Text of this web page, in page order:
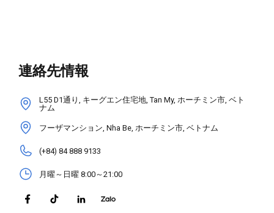
連絡先情報
L55 D1通り, キーグエン住宅地, Tan My, ホーチミン市, ベト
ナム
フーザマンション, Nha Be, ホーチミン市, ベトナム
(+84) 84 888 9133
月曜～日曜 8:00～21:00